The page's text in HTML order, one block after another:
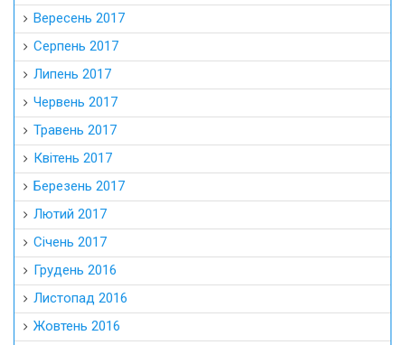
Вересень 2017
Серпень 2017
Липень 2017
Червень 2017
Травень 2017
Квітень 2017
Березень 2017
Лютий 2017
Січень 2017
Грудень 2016
Листопад 2016
Жовтень 2016